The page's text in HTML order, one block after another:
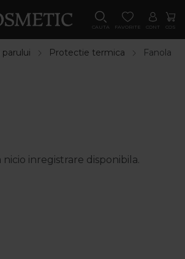
CAUTA FAVORITE CONT COS
parului Protectie termica Fanola
nicio inregistrare disponibila.